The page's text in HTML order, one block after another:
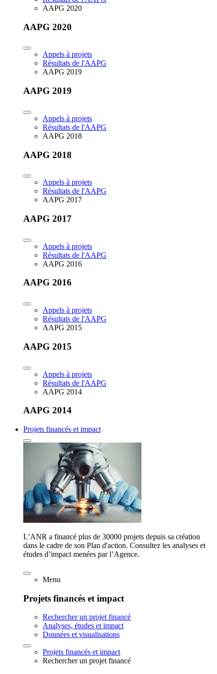
AAPG 2020
AAPG 2020
Appels à projets
Résultats de l'AAPG
AAPG 2019
AAPG 2019
Appels à projets
Résultats de l'AAPG
AAPG 2018
AAPG 2018
Appels à projets
Résultats de l'AAPG
AAPG 2017
AAPG 2017
Appels à projets
Résultats de l'AAPG
AAPG 2016
AAPG 2016
Appels à projets
Résultats de l'AAPG
AAPG 2015
AAPG 2015
Appels à projets
Résultats de l'AAPG
AAPG 2014
AAPG 2014
Projets financés et impact
L’ANR a financé plus de 30000 projets depuis sa création
dans le cadre de son Plan d'action. Consultez les analyses et
études d’impact menées par l’Agence.
Menu
Projets financés et impact
Rechercher un projet financé
Analyses, études et impact
Données et visualisations
Projets financés et impact
Rechercher un projet financé